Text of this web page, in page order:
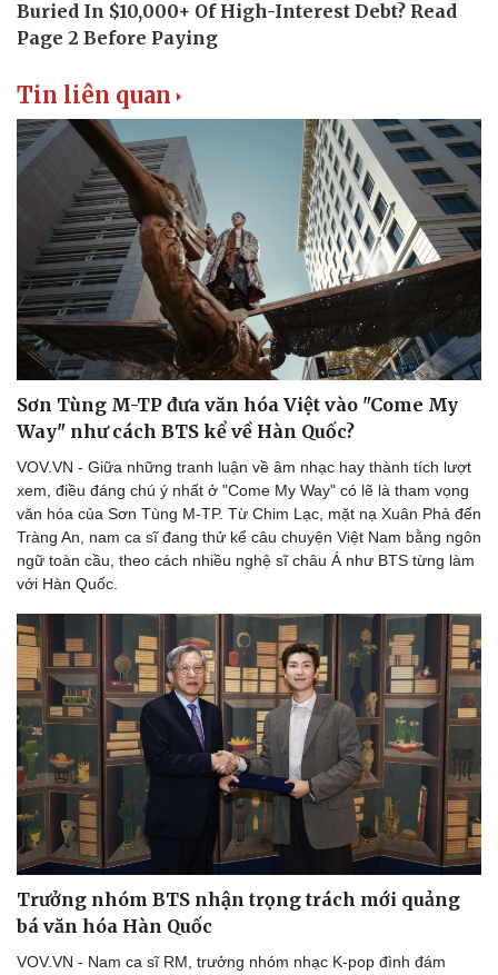
Tin liên quan
Sơn Tùng M-TP đưa văn hóa Việt vào "Come My
Way" như cách BTS kể về Hàn Quốc?
VOV.VN - Giữa những tranh luận về âm nhạc hay thành tích lượt
xem, điều đáng chú ý nhất ở "Come My Way" có lẽ là tham vọng
văn hóa của Sơn Tùng M-TP. Từ Chim Lạc, mặt nạ Xuân Phả đến
Tràng An, nam ca sĩ đang thử kể câu chuyện Việt Nam bằng ngôn
ngữ toàn cầu, theo cách nhiều nghệ sĩ châu Á như BTS từng làm
với Hàn Quốc.
Trưởng nhóm BTS nhận trọng trách mới quảng
bá văn hóa Hàn Quốc
VOV.VN - Nam ca sĩ RM, trưởng nhóm nhạc K-pop đình đám